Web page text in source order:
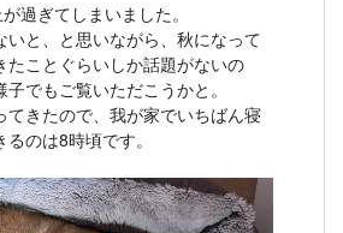
過ぎてしまいました。
いと、と思いながら、秋になって
たことぐらいしか話題がないの
でもご覧いただこうかと。
てきたので、我が家でいちばん寝
のは8時頃です。